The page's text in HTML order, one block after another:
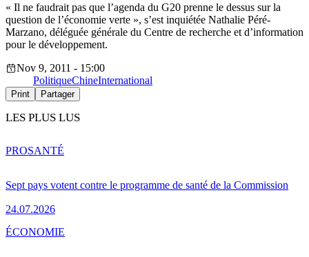
« Il ne faudrait pas que l’agenda du G20 prenne le dessus sur la
question de l’économie verte », s’est inquiétée Nathalie Péré-
Marzano, déléguée générale du Centre de recherche et d’information
pour le développement.
Nov 9, 2011 - 15:00
PolitiqueChineInternational
Print Partager
LES PLUS LUS
Sept pays votent contre le programme de santé de la Commission
24.07.2026
PROSANTÉ
ÉCONOMIE